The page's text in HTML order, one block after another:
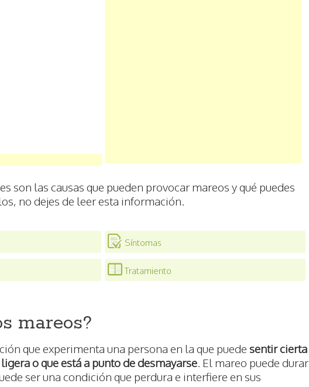
son las causas que pueden provocar mareos y qué puedes
no dejes de leer esta información.
Síntomas
Tratamiento
mareos?
que experimenta una persona en la que puede sentir cierta
o que está a punto de desmayarse. El mareo puede durar
ser una condición que perdura e interfiere en sus